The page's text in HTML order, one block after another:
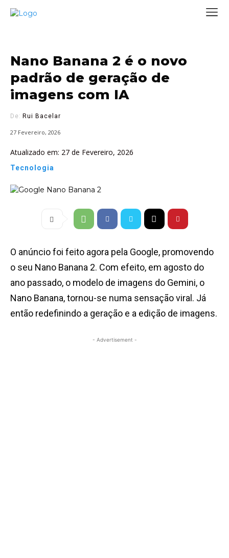
Nano Banana 2 é o novo
padrão de geração de
imagens com IA
De: Rui Bacelar
27 Fevereiro, 2026
Atualizado em: 27 de Fevereiro, 2026
Tecnologia
O anúncio foi feito agora pela Google, promovendo
o seu Nano Banana 2. Com efeito, em agosto do
ano passado, o modelo de imagens do Gemini, o
Nano Banana, tornou-se numa sensação viral. Já
então redefinindo a geração e a edição de imagens.
- Advertisement -